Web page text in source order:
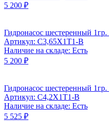
5 200 ₽
Гидронасос шестеренный
Артикул: C3,65X1T1-B
Наличие на складе: Есть
5 200 ₽
Гидронасос шестеренный
Артикул: C4,2X1T1-B
Наличие на складе: Есть
5 525 ₽